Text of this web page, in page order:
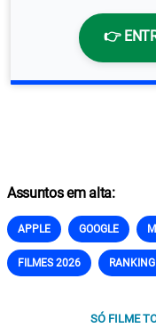
👉
Assuntos em alta:
APPLE GOOGLE
FILMES 2026
SÓ FILME